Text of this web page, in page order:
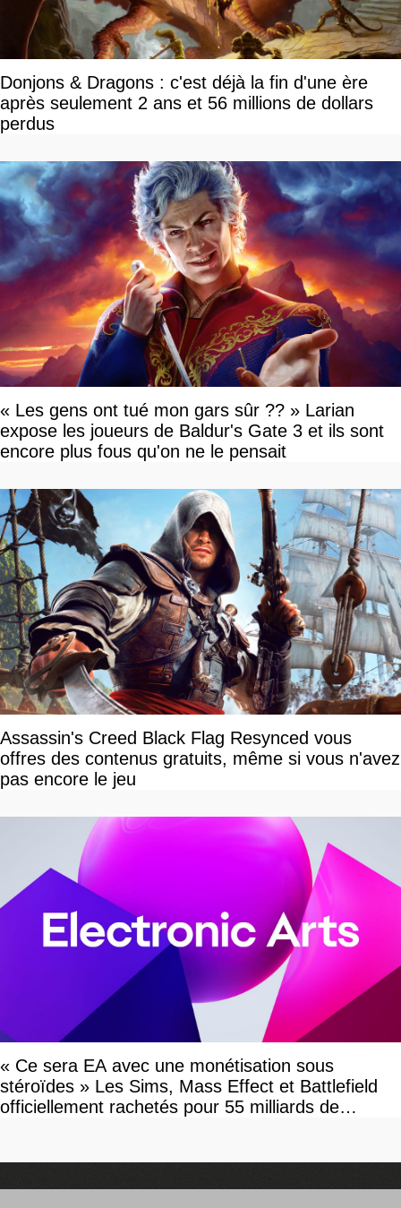
Donjons & Dragons : c'est déjà la fin d'une ère
après seulement 2 ans et 56 millions de dollars
perdus
« Les gens ont tué mon gars sûr ?? » Larian
expose les joueurs de Baldur's Gate 3 et ils sont
encore plus fous qu'on ne le pensait
Assassin's Creed Black Flag Resynced vous
offres des contenus gratuits, même si vous n'avez
pas encore le jeu
« Ce sera EA avec une monétisation sous
stéroïdes » Les Sims, Mass Effect et Battlefield
officiellement rachetés pour 55 milliards de